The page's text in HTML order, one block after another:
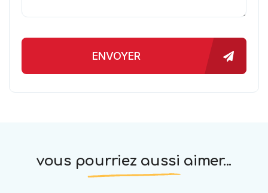
ENVOYER
vous pourriez aussi aimer...